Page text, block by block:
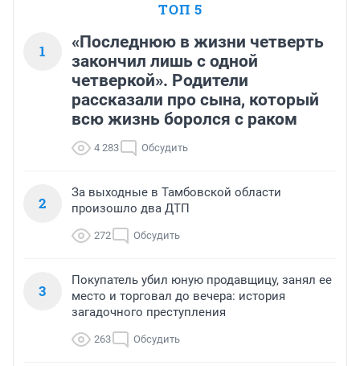
ТОП 5
1
«Последнюю в жизни четверть
закончил лишь с одной
четверкой». Родители
рассказали про сына, который
всю жизнь боролся с раком
4 283 Обсудить
2
За выходные в Тамбовской области
произошло два ДТП
272 Обсудить
3
Покупатель убил юную продавщицу, занял ее
место и торговал до вечера: история
загадочного преступления
263 Обсудить